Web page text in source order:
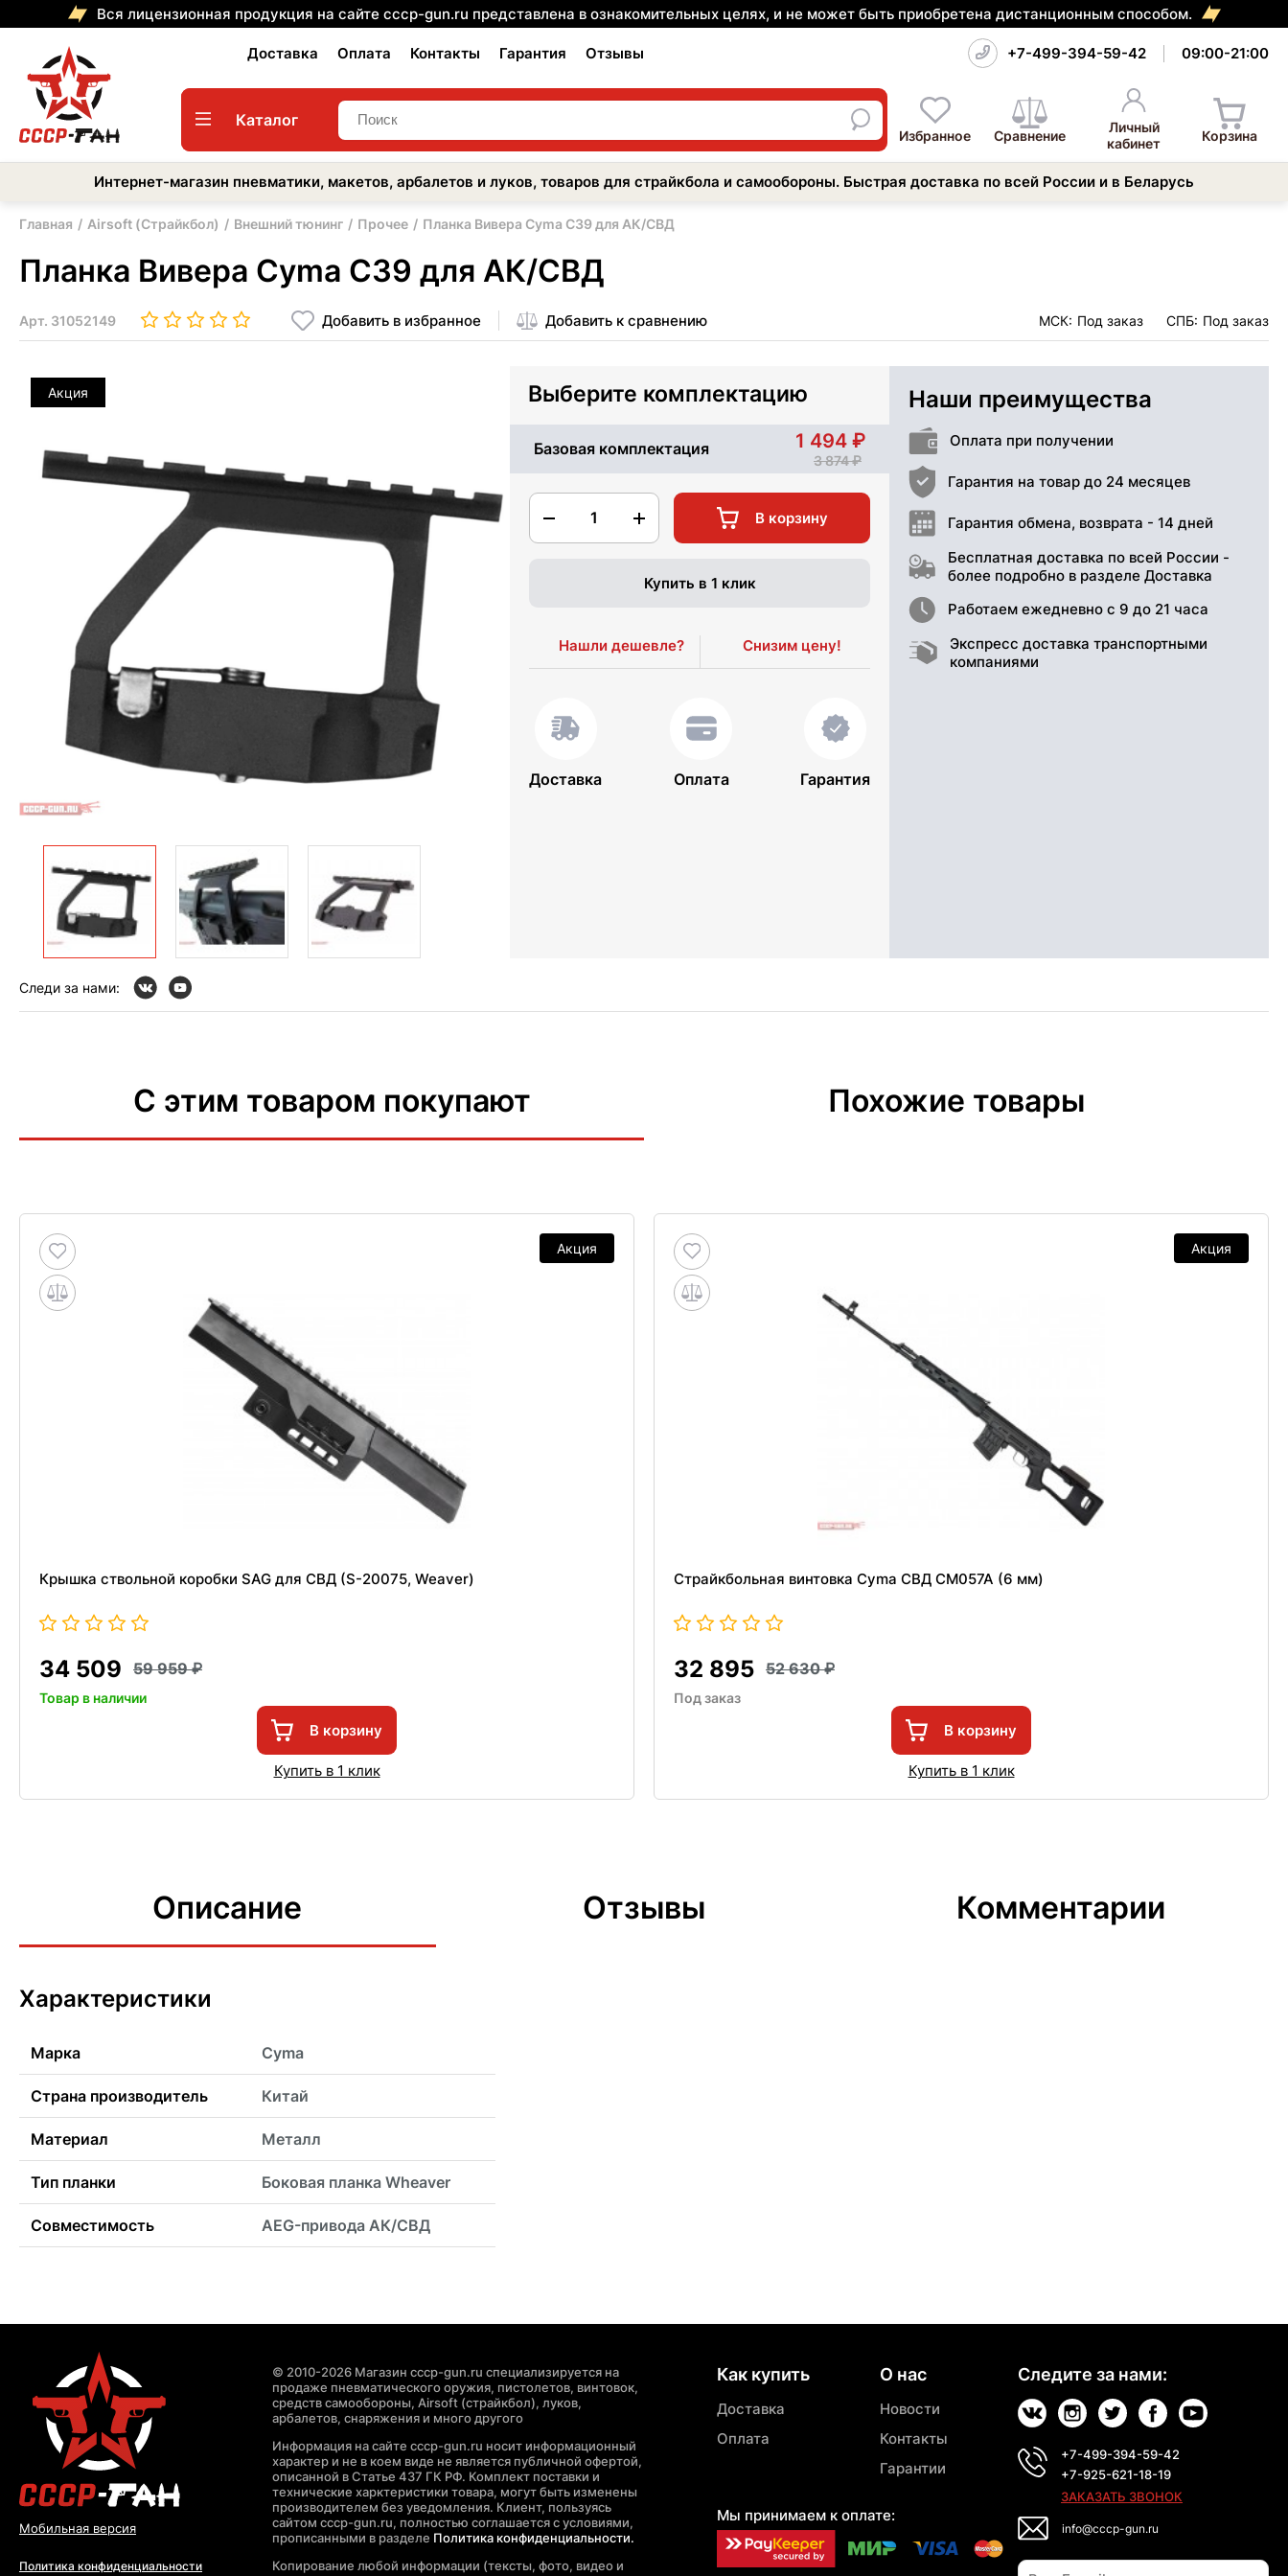
Вся лицензионная продукция на сайте cccp-gun.ru представлена в ознакомительных целях, и не может быть приобретена дистанционным способом.
Доставка Оплата Контакты Гарантия Отзывы +7-499-394-59-42 09:00-21:00
Каталог
Избранное Сравнение
Личный
кабинет
Корзина
Интернет-магазин пневматики, макетов, арбалетов и луков, товаров для страйкбола и самообороны. Быстрая доставка по всей России и в Беларусь
Главная Airsoft (Страйкбол) Внешний тюнинг Прочее Планка Вивера Cyma C39 для АК/СВД
Планка Вивера Cyma C39 для АК/СВД
Арт. 31052149 Добавить в избранное Добавить к сравнению МСК: Под заказ СПБ: Под заказ
Акция Выберите комплектацию
Базовая комплектация 1 494
3 874
1 В корзину
Купить в 1 клик
Нашли дешевле? Снизим цену!
Доставка Оплата Гарантия
Наши преимущества
Оплата при получении
Гарантия на товар до 24 месяцев
Гарантия обмена, возврата - 14 дней
Бесплатная доставка по всей России -
более подробно в разделе Доставка
Работаем ежедневно с 9 до 21 часа
Экспресс доставка транспортными
компаниями
Следи за нами:
С этим товаром покупают Похожие товары
Акция
Крышка ствольной коробки SAG для СВД (S-20075, Weaver)
34 509 59 959
Товар в наличии
В корзину
Купить в 1 клик
Акция
Страйкбольная винтовка Cyma СВД CM057A (6 мм)
32 895 52 630
Под заказ
В корзину
Купить в 1 клик
Описание Отзывы Комментарии
Характеристики
Марка Cyma
Страна производитель Китай
Материал Металл
Тип планки Боковая планка Wheaver
Совместимость AEG-привода АК/СВД
Мобильная версия
Политика конфиденциальности
© 2010-2026 Магазин cccp-gun.ru специализируется на
продаже пневматического оружия, пистолетов, винтовок,
средств самообороны, Airsoft (страйкбол), луков,
арбалетов, снаряжения и много другого
Информация на сайте cccp-gun.ru носит информационный
характер и не в коем виде не является публичной офертой,
описанной в Статье 437 ГК РФ. Комплект поставки и
технические харктеристики товара, могут быть изменены
производителем без уведомления. Клиент, пользуясь
сайтом cccp-gun.ru, полностью соглашается с условиями,
прописанными в разделе Политика конфиденциальности.
Копирование любой информации (тексты, фото, видео и
Как купить
Доставка
Оплата
Мы принимаем к оплате:
О нас
Новости
Контакты
Гарантии
Следите за нами:
+7-499-394-59-42
+7-925-621-18-19
ЗАКАЗАТЬ ЗВОНОК
info@cccp-gun.ru